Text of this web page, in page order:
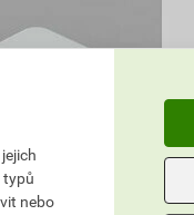
typů
nebo